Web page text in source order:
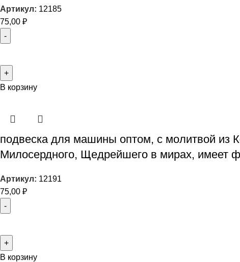
Артикул: 12185
75,00 ₽
В корзину
подвеска для машины оптом, с молитвой из
Милосердного, Щедрейшего в мирах, имеет
Артикул: 12191
75,00 ₽
В корзину